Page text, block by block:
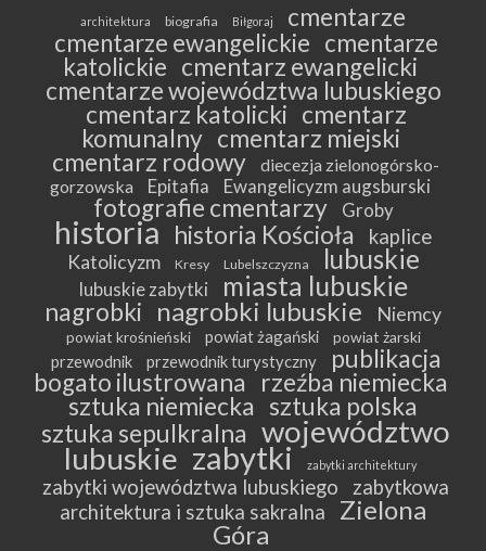
architektura biografia Biłgoraj
cmentarze
cmentarze ewangelickie cmentarze
katolickie cmentarz ewangelicki
cmentarze województwa lubuskiego
cmentarz katolicki cmentarz
komunalny cmentarz miejski
cmentarz rodowy
diecezja zielonogórsko-
gorzowska
Epitafia Ewangelicyzm augsburski
fotografie cmentarzy Groby
historia historia Kościoła kaplice
Katolicyzm Kresy Lubelszczyzna lubuskie
lubuskie zabytki miasta lubuskie
nagrobki nagrobki lubuskie Niemcy
powiat krośnieński powiat żagański powiat żarski
przewodnik przewodnik turystyczny
publikacja
bogato ilustrowana
rzeźba niemiecka
sztuka niemiecka sztuka polska
sztuka sepulkralna województwo
lubuskie zabytki zabytki architektury
zabytki województwa lubuskiego
zabytkowa
architektura i sztuka sakralna
Zielona
Góra